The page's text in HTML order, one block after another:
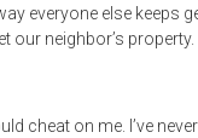
everyone else keeps
our neighbor’s property.
cheat on me. I’ve